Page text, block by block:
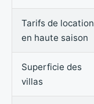
Tarifs de location
en haute saison
Superficie des
villas